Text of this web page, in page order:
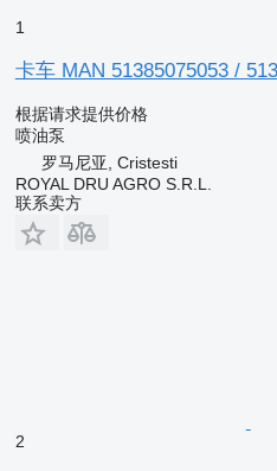
1
卡车 MAN 51385075053 /
根据请求提供价格
喷油泵
罗马尼亚, Cristesti
ROYAL DRU AGRO S.R.L.
联系卖方
2